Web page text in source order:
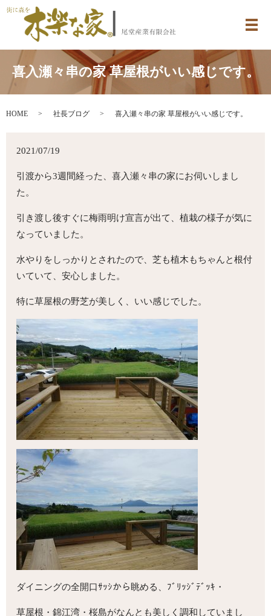
メ
喜入瀬々串の家 草屋根がいい感じです。
HOME 社長ブログ 喜入瀬々串の家 草屋根がいい感じです。
2021/07/19
引渡から3週間経った、喜入瀬々串の家にお伺いしまし
た。
引き渡し後すぐに梅雨明け宣言が出て、植栽の様子が気に
なっていました。
水やりをしっかりとされたので、芝も植木もちゃんと根付
いていて、安心しました。
特に草屋根の野芝が美しく、いい感じでした。
ダイニングの全開口ｻｯｼから眺める、ﾌﾞﾘｯｼﾞﾃﾞｯｷ・
草屋根・錦江湾・桜島がなんとも美しく調和していまし